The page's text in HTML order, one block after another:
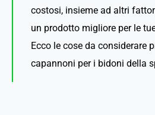
costosi, insieme ad altri
un prodotto migliore per le
Ecco le cose da considerare
capannoni per i bidoni della